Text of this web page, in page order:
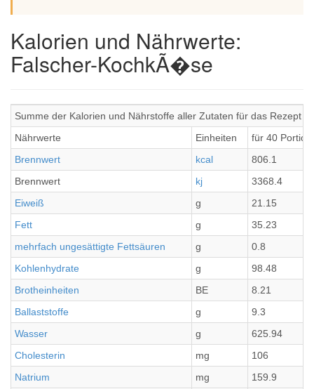
Kalorien und Nährwerte:
Falscher-KochkÃ�se
Summe der Kalorien und Nährstoffe aller Zutaten für das Rezept
Nährwerte
Einheiten
für 40
Brennwert
kcal
806.1
Brennwert
kj
3368.4
Eiweiß
g
21.15
Fett
g
35.23
mehrfach ungesättigte Fettsäuren
g
0.8
Kohlenhydrate
g
98.48
Brotheinheiten
BE
8.21
Ballaststoffe
g
9.3
Wasser
g
625.94
Cholesterin
mg
106
Natrium
mg 159.9